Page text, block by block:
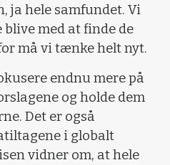
ja hele samfundet. Vi
med at finde de
må vi tænke helt nyt.
endnu mere på
og holde dem
Det er også
i globalt
vidner om, at hele